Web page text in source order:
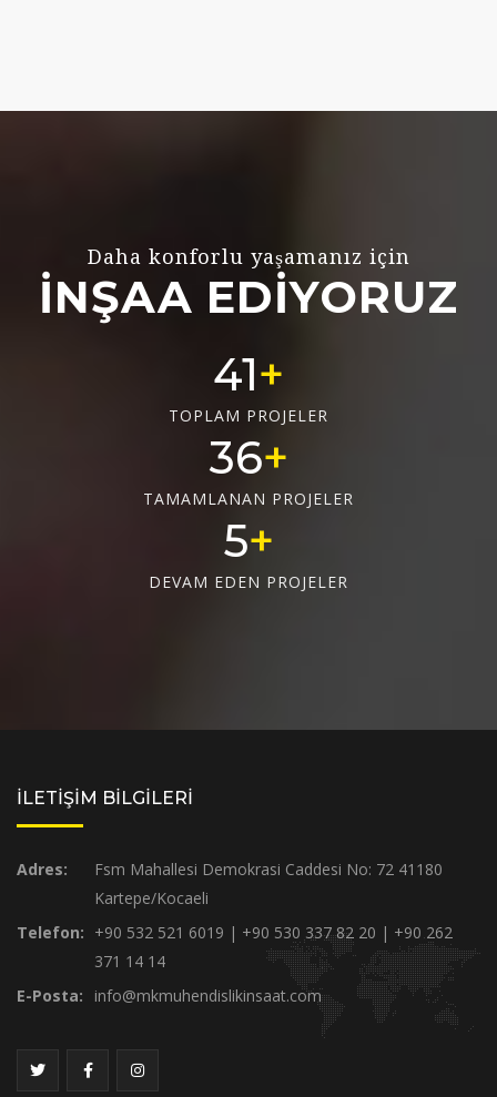
Daha konforlu yaşamanız için
İNŞAA EDİYORUZ
55
TOPLAM PROJELER
48
TAMAMLANAN PROJELER
6
DEVAM EDEN PROJELER
İLETİŞİM BİLGİLERİ
Adres:
Fsm Mahallesi Demokrasi Caddesi No: 72 41180
Kartepe/Kocaeli
Telefon: +90 532 521 6019 | +90 530 337 82 20 | +90 262
371 14 14
E-Posta:
info@mkmuhendislikinsaat.com